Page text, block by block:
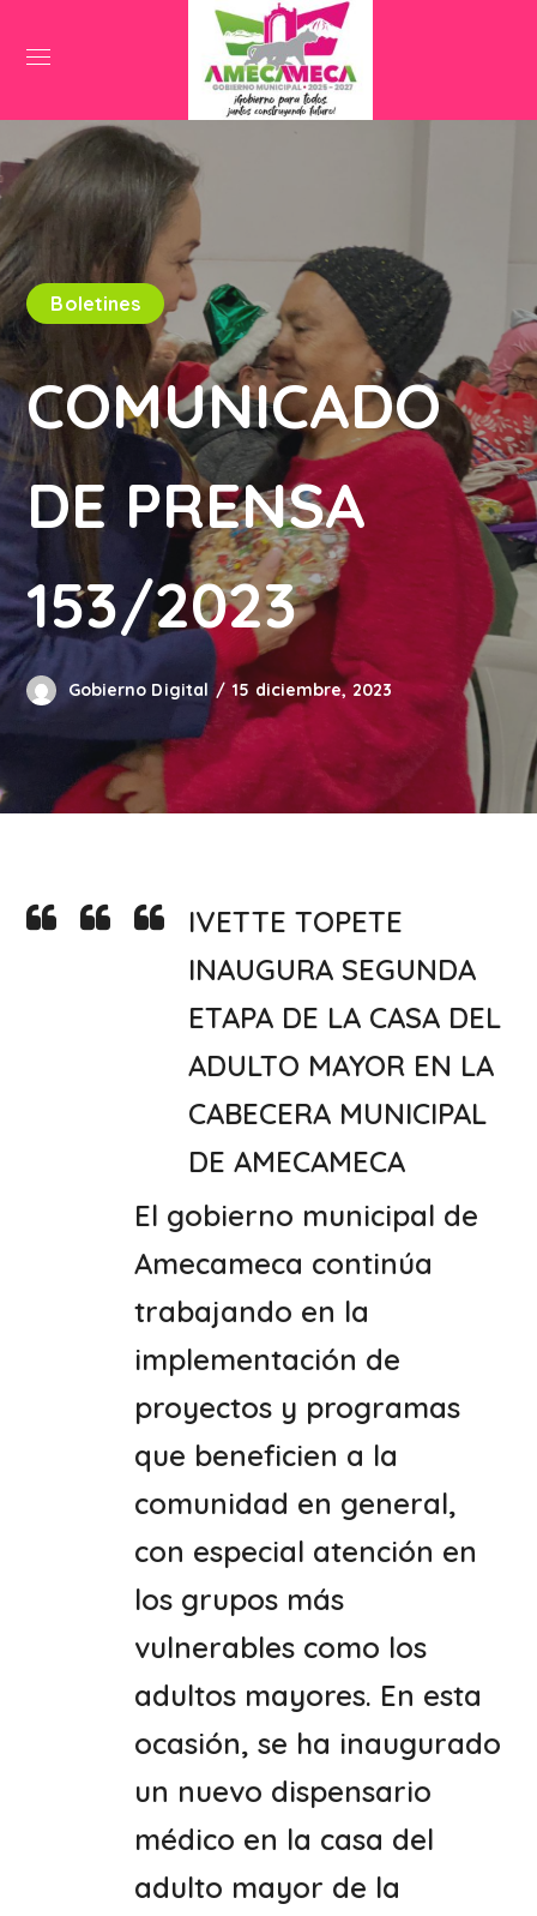
Boletines
COMUNICADO
DE PRENSA
153/2023
Gobierno Digital 15 diciembre, 2023
IVETTE TOPETE
INAUGURA SEGUNDA
ETAPA DE LA CASA DEL
ADULTO MAYOR EN LA
CABECERA MUNICIPAL
DE AMECAMECA
El gobierno municipal de
Amecameca continúa
trabajando en la
implementación de
proyectos y programas
que beneficien a la
comunidad en general,
con especial atención en
los grupos más
vulnerables como los
adultos mayores. En esta
ocasión, se ha inaugurado
un nuevo dispensario
médico en la casa del
adulto mayor de la